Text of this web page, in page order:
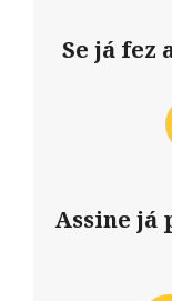
Se já fez
Assine já